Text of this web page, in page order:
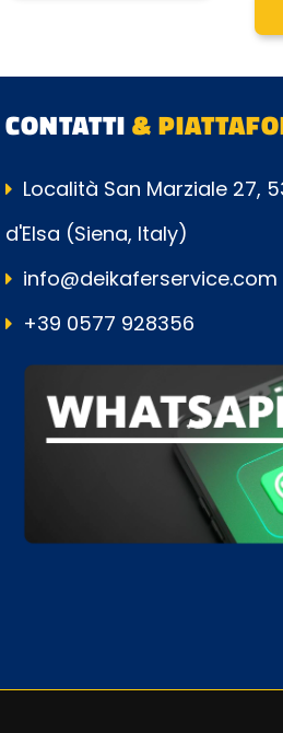
CONTATTI&
Località San Marziale 27,
d'Elsa (Siena, Italy)
info@deikaferservice.com
+39 0577 928356